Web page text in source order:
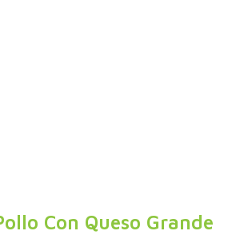
Con Queso Grande